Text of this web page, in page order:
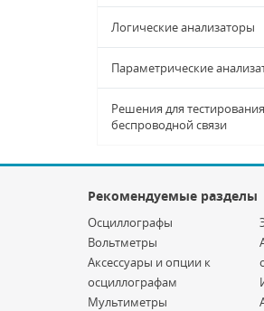
Логические анализаторы
Параметрические
Решения для
беспроводной связи
Рекомендуемые разделы
Осциллографы
Вольтметры
Аксессуары и опции к
осциллографам
Мультиметры